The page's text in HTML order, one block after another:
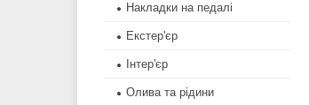
Накладки на педалі
Екстер'єр
Інтер'єр
Олива та рідини